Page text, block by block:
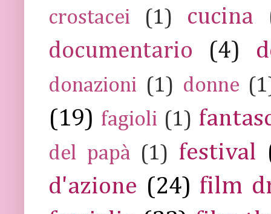
crostacei
(1) cucina
documentario
(4)
donazioni (1) donne
(19) fagioli (1)
del papà (1) festival
d'azione (24) film